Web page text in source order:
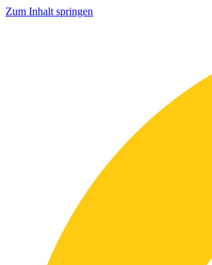
Zum Inhalt springen